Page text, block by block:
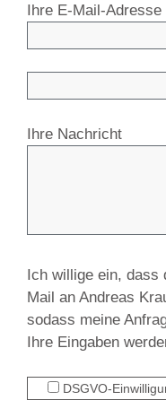
Ihre E-Mail-
Ihre Nachricht
Ich willige ein, dass
Mail an Andreas
sodass meine
Ihre Eingaben
DSGVO-